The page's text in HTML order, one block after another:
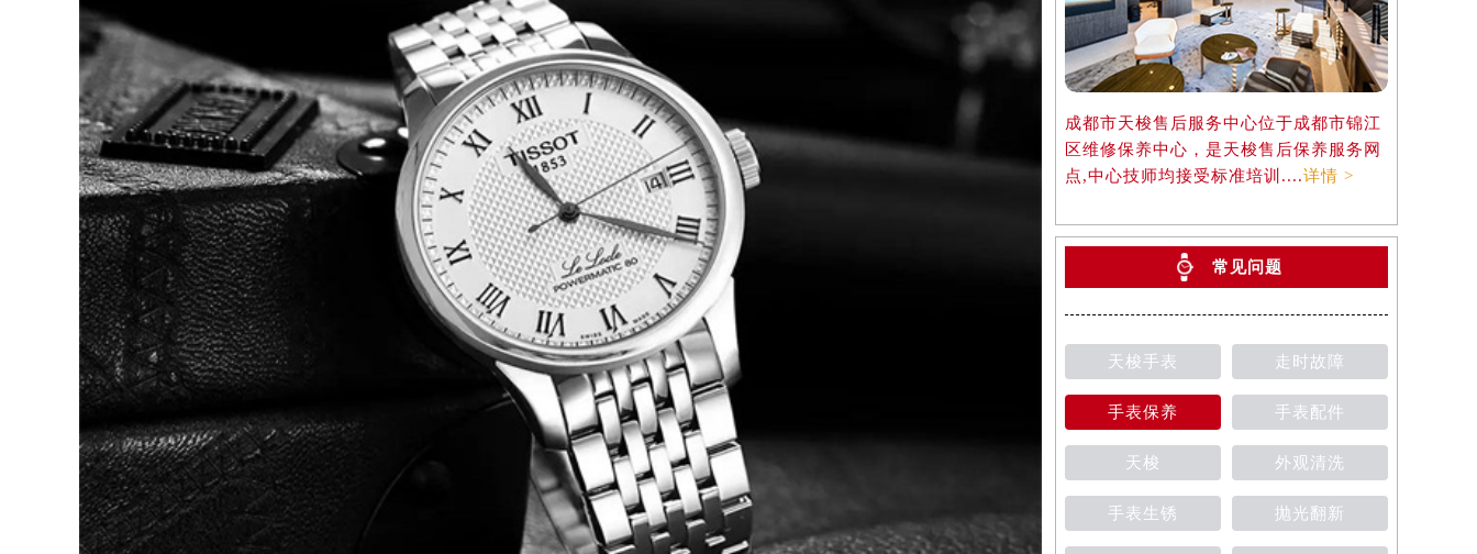
成都市天梭售后服务中心位于成都市锦江
区维修保养中心，是天梭售后保养服务网
点,中心技师均接受标准培训....详情 >
常见问题
天梭手表 走时故障
手表保养 手表配件
天梭 外观清洗
手表生锈 抛光翻新